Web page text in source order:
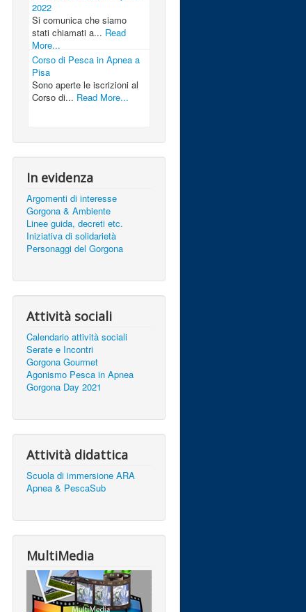
2022
Si comunica che siamo
stati chiamati a... Read
More...
Corso di Pesca in Apnea a
Pisa
Sono aperte le iscrizioni al
Corso di... Read More...
In evidenza
Argomenti di interesse
Gorgona & Ambiente
Linee guida, decreti etc.
Iniziativa di solidarietà
Personaggi del Gorgona
Attività sociali
Calendario attività sociali
Serate e Incontri
Gorgona Gourmet
Agonismo Pesca in Apnea
Gorgona Day 2021
Attività didattica
Scuola di immersione ARA
Apnea & PescaSub
MultiMedia